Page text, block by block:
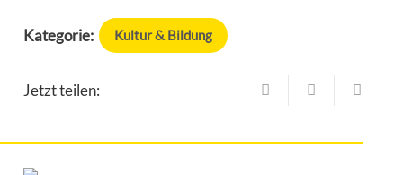
Kategorie: Kultur & Bildung
Jetzt teilen: